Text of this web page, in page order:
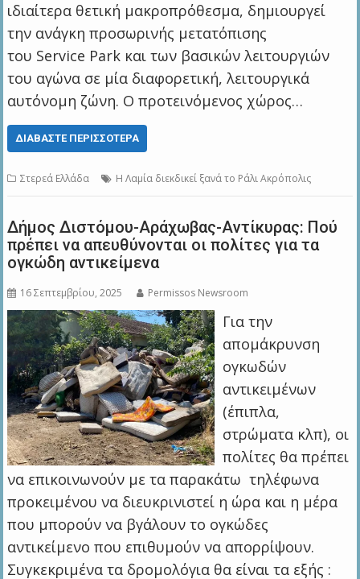
ιδιαίτερα θετική μακροπρόθεσμα, δημιουργεί
την ανάγκη προσωρινής μετατόπισης
του Service Park και των βασικών λειτουργιών
του αγώνα σε μία διαφορετική, λειτουργικά
αυτόνομη ζώνη. Ο προτεινόμενος χώρος…
ΔΙΑΒΆΣΤΕ ΠΕΡΙΣΣΌΤΕΡΑ
Στερεά Ελλάδα Η Λαμία διεκδικεί ξανά το Ράλι Ακρόπολις
Δήμος Διστόμου-Αράχωβας-Αντίκυρας: Πού
πρέπει να απευθύνονται οι πολίτες για τα
ογκώδη αντικείμενα
16 Σεπτεμβρίου, 2025 Permissos Newsroom
Για την
απομάκρυνση
ογκωδών
αντικειμένων
(έπιπλα,
στρώματα κλπ), οι
πολίτες θα πρέπει
να επικοινωνούν με τα παρακάτω τηλέφωνα
προκειμένου να διευκρινιστεί η ώρα και η μέρα
που μπορούν να βγάλουν το ογκώδες
αντικείμενο που επιθυμούν να απορρίψουν.
Συγκεκριμένα τα δρομολόγια θα είναι τα εξής :